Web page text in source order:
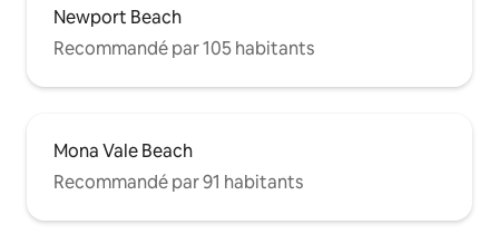
Newport Beach
Recommandé par 105 habitants
Mona Vale Beach
Recommandé par 91 habitants